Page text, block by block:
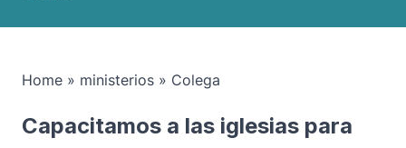
Home » ministerios » Colega
Capacitamos a las iglesias para